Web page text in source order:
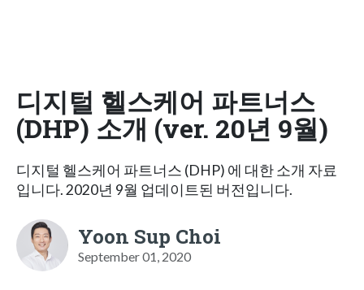
디지털 헬스케어 파트너스
(DHP) 소개 (ver. 20년 9월)
디지털 헬스케어 파트너스 (DHP) 에 대한 소개 자료
입니다. 2020년 9월 업데이트된 버전입니다.
Yoon Sup Choi
September 01, 2020